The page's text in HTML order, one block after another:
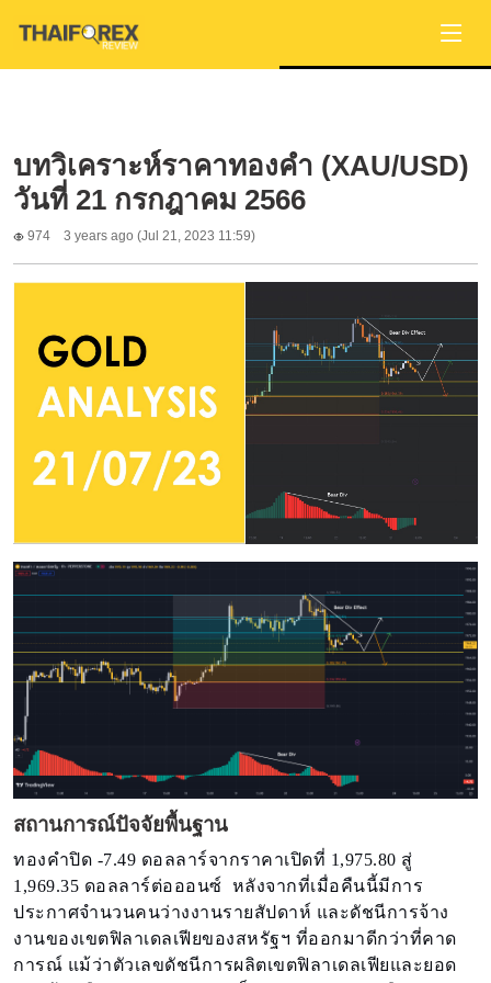
บทวิเคราะห์ราคาทองคำ (XAU/USD)
วันที่ 21 กรกฎาคม 2566
974 3 years ago (Jul 21, 2023 11:59)
สถานการณ์ปัจจัยพื้นฐาน
ทองคำปิด -7.49 ดอลลาร์จากราคาเปิดที่ 1,975.80 สู่
1,969.35 ดอลลาร์ต่อออนซ์ หลังจากที่เมื่อคืนนี้มีการ
ประกาศจำนวนคนว่างงานรายสัปดาห์ และดัชนีการจ้าง
งานของเขตฟิลาเดลเฟียของสหรัฐฯ ที่ออกมาดีกว่าที่คาด
การณ์ แม้ว่าตัวเลขดัชนีการผลิตเขตฟิลาเดลเฟียและยอด